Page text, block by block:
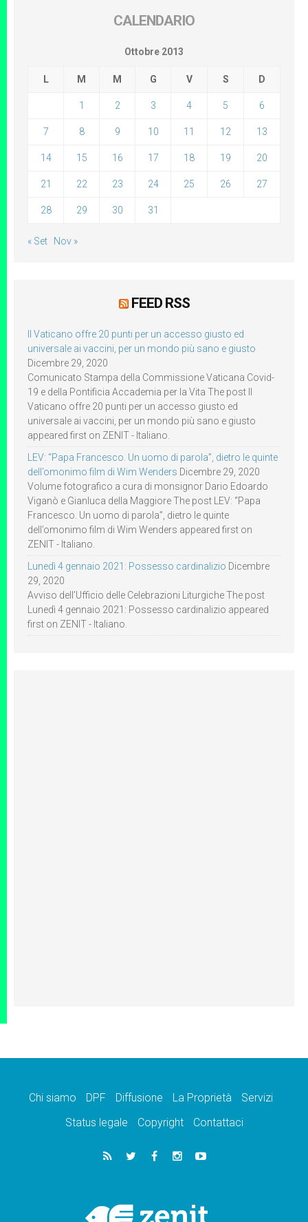
CALENDARIO
Ottobre 2013
L M M G V S D
1 2 3 4 5 6
7 8 9 10 11 12 13
14 15 16 17 18 19 20
21 22 23 24 25 26 27
28 29 30 31
« Set Nov »
FEED RSS
Il Vaticano offre 20 punti per un accesso giusto ed
universale ai vaccini, per un mondo più sano e giusto
Dicembre 29, 2020
Comunicato Stampa della Commissione Vaticana Covid-
19 e della Pontificia Accademia per la Vita The post Il
Vaticano offre 20 punti per un accesso giusto ed
universale ai vaccini, per un mondo più sano e giusto
appeared first on ZENIT - Italiano.
LEV: “Papa Francesco. Un uomo di parola”, dietro le quinte
dell’omonimo film di Wim Wenders Dicembre 29, 2020
Volume fotografico a cura di monsignor Dario Edoardo
Viganò e Gianluca della Maggiore The post LEV: “Papa
Francesco. Un uomo di parola”, dietro le quinte
dell’omonimo film di Wim Wenders appeared first on
ZENIT - Italiano.
Lunedì 4 gennaio 2021: Possesso cardinalizio Dicembre
29, 2020
Avviso dell’Ufficio delle Celebrazioni Liturgiche The post
Lunedì 4 gennaio 2021: Possesso cardinalizio appeared
first on ZENIT - Italiano.
Chi siamo DPF Diffusione La Proprietà
Servizi
Status legale
Copyright Contattaci